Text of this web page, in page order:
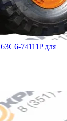
74111P для